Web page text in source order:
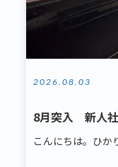
2026.08.03
8月突入 新人
こんにちは。ひ